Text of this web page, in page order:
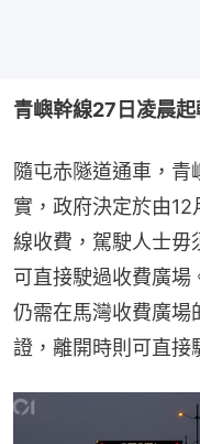
青嶼幹線27日凌晨
隨屯赤隧道通車，
實，政府決定於由
線收費，駕駛人士毋
可直接駛過收費廣場
仍需在馬灣收費廣場
證，離開時則可直接